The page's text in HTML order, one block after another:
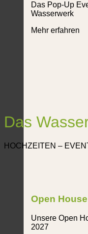
Das Pop-Up
Wasserwerk
Mehr erfahren
Open
Unsere Open
2027
Das
HOCHZEITEN –